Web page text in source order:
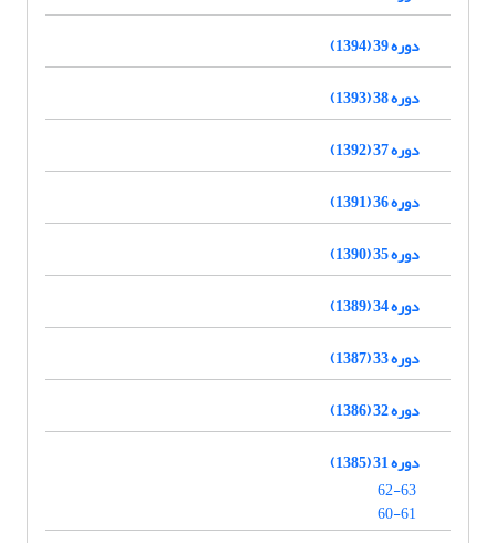
دوره 39 (1394)
دوره 38 (1393)
دوره 37 (1392)
دوره 36 (1391)
دوره 35 (1390)
دوره 34 (1389)
دوره 33 (1387)
دوره 32 (1386)
دوره 31 (1385)
62-63